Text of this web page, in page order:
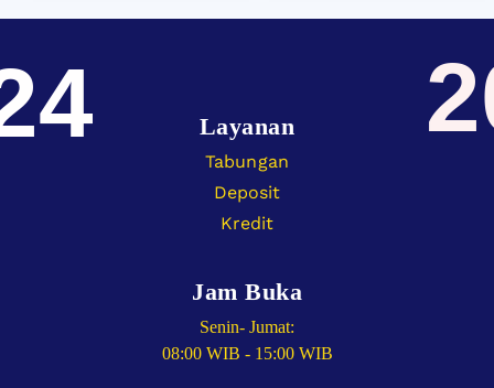
Layanan
Tabungan
Deposit
Kredit
Jam Buka
Senin- Jumat:
08:00 WIB - 15:00 WIB